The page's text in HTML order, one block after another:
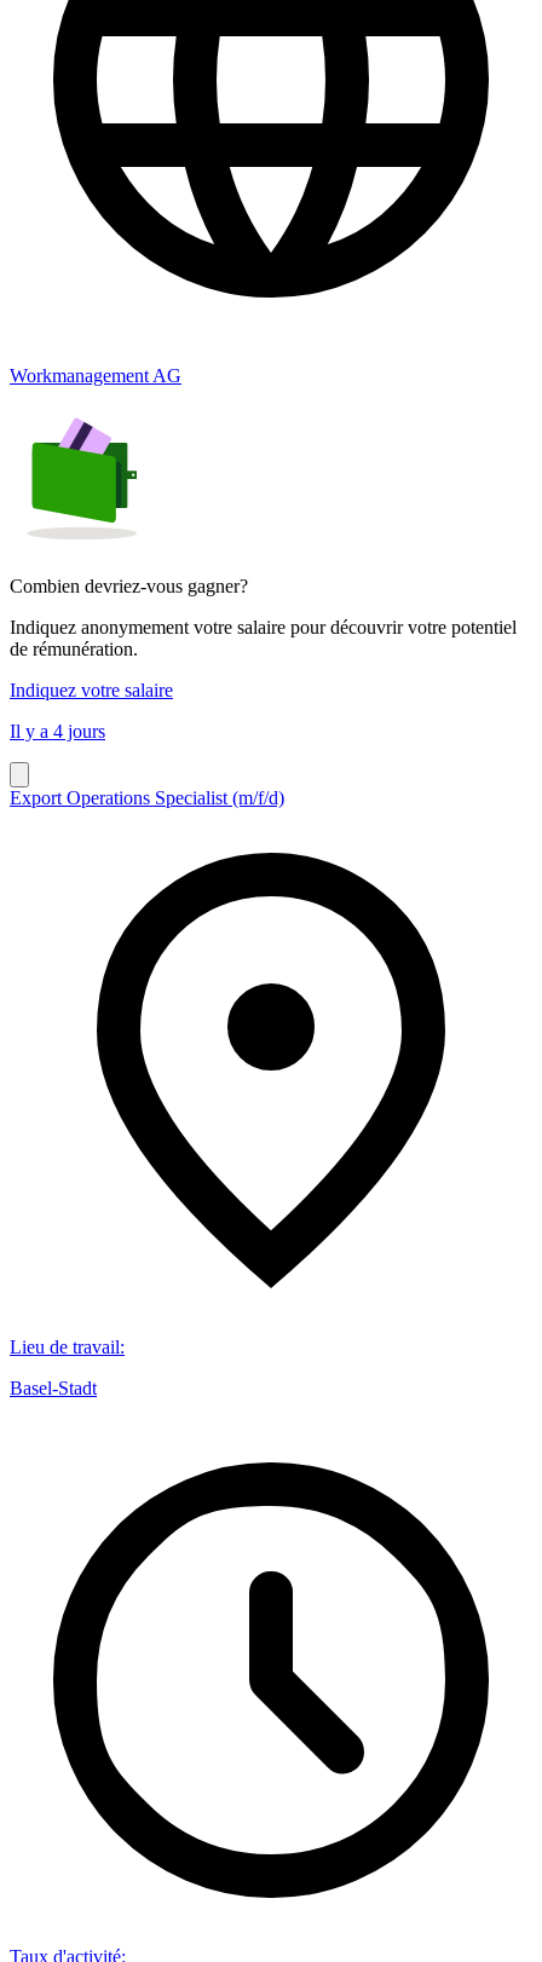
Workmanagement AG
Combien devriez-vous gagner?
Indiquez anonymement votre salaire pour découvrir votre potentiel
de rémunération.
Indiquez votre salaire
Il y a 4 jours
Export Operations Specialist (m/f/d)
Lieu de travail:
Basel-Stadt
Taux d'activité: